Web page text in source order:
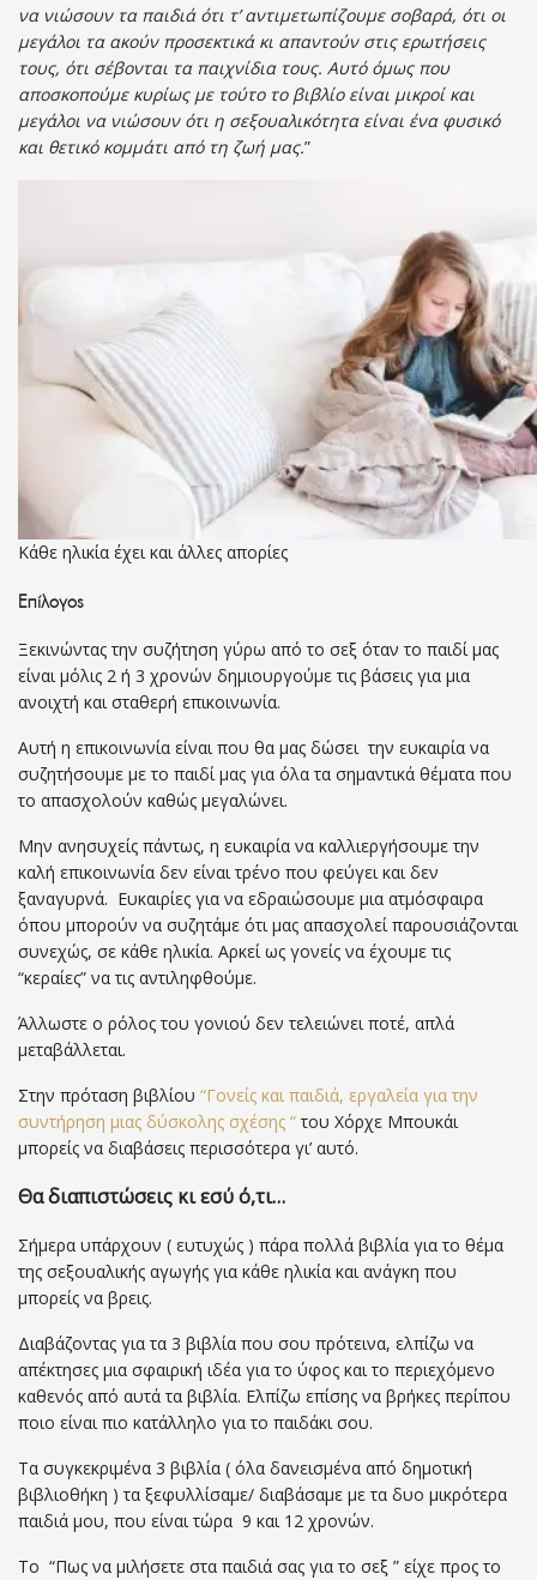
να νιώσουν τα παιδιά ότι τ’ αντιμετωπίζουμε σοβαρά, ότι οι
μεγάλοι τα ακούν προσεκτικά κι απαντούν στις ερωτήσεις
τους, ότι σέβονται τα παιχνίδια τους. Αυτό όμως που
αποσκοπούμε κυρίως με τούτο το βιβλίο είναι μικροί και
μεγάλοι να νιώσουν ότι η σεξουαλικότητα είναι ένα φυσικό
και θετικό κομμάτι από τη ζωή μας.”
Κάθε ηλικία έχει και άλλες απορίες
Επίλογος
Ξεκινώντας την συζήτηση γύρω από το σεξ όταν το παιδί μας
είναι μόλις 2 ή 3 χρονών δημιουργούμε τις βάσεις για μια
ανοιχτή και σταθερή επικοινωνία.
Αυτή η επικοινωνία είναι που θα μας δώσει την ευκαιρία να
συζητήσουμε με το παιδί μας για όλα τα σημαντικά θέματα που
το απασχολούν καθώς μεγαλώνει.
Μην ανησυχείς πάντως, η ευκαιρία να καλλιεργήσουμε την
καλή επικοινωνία δεν είναι τρένο που φεύγει και δεν
ξαναγυρνά. Ευκαιρίες για να εδραιώσουμε μια ατμόσφαιρα
όπου μπορούν να συζητάμε ότι μας απασχολεί παρουσιάζονται
συνεχώς, σε κάθε ηλικία. Αρκεί ως γονείς να έχουμε τις
“κεραίες” να τις αντιληφθούμε.
Άλλωστε ο ρόλος του γονιού δεν τελειώνει ποτέ, απλά
μεταβάλλεται.
Στην πρόταση βιβλίου “Γονείς και παιδιά, εργαλεία για την
συντήρηση μιας δύσκολης σχέσης “του Χόρχε Μπουκάι
μπορείς να διαβάσεις περισσότερα γι’ αυτό.
Θα διαπιστώσεις κι εσύ ό,τι…
Σήμερα υπάρχουν ( ευτυχώς ) πάρα πολλά βιβλία για το θέμα
της σεξουαλικής αγωγής για κάθε ηλικία και ανάγκη που
μπορείς να βρεις.
Διαβάζοντας για τα 3 βιβλία που σου πρότεινα, ελπίζω να
απέκτησες μια σφαιρική ιδέα για το ύφος και το περιεχόμενο
καθενός από αυτά τα βιβλία. Ελπίζω επίσης να βρήκες περίπου
ποιο είναι πιο κατάλληλο για το παιδάκι σου.
Τα συγκεκριμένα 3 βιβλία ( όλα δανεισμένα από δημοτική
βιβλιοθήκη ) τα ξεφυλλίσαμε/ διαβάσαμε με τα δυο μικρότερα
παιδιά μου, που είναι τώρα 9 και 12 χρονών.
Το “Πως να μιλήσετε στα παιδιά σας για το σεξ ” είχε προς το